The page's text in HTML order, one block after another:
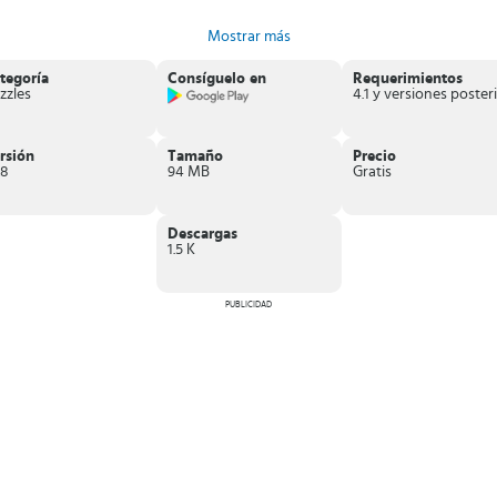
Mostrar más
Consíguelo en
Requerimientos
Tamaño
94 MB
Precio
Gratis
Descargas
1.5 K
PUBLICIDAD